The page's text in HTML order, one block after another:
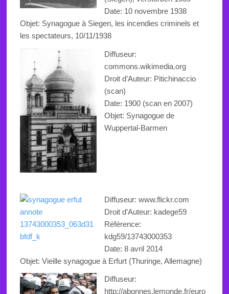
Date: 10 novembre 1938
Objet: Synagogue à Siegen, les incendies criminels et
les spectateurs, 10/11/1938
Diffuseur:
commons.wikimedia.org
Droit d’Auteur: Pitichinaccio
(scan)
Date: 1900 (scan en 2007)
Objet: Synagogue de
Wuppertal-Barmen
Diffuseur: www.flickr.com
Droit d’Auteur: kadege59
Référence:
kdg59/13743000353
Date: 8 avril 2014
Objet: Vieille synagogue à Erfurt (Thuringe, Allemagne)
Diffuseur:
http://abonnes.lemonde.fr/euro